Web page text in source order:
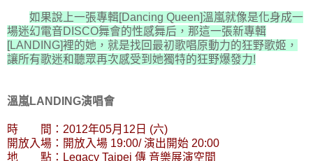
如果說上一張專輯[Dancing Queen]溫嵐就像是化身成一
場迷幻電音DISCO舞會的性感舞后，那這一張新專輯
[LANDING]裡的她，就是找回最初歌唱原動力的狂野歌姬，
讓所有歌迷和聽眾再次感受到她獨特的狂野爆發力!
溫嵐LANDING演唱會
時 間：2012年05月12日 (六)
開放入場：開放入場 19:00/ 演出開始 20:00
地 點：Legacy Taipei 傳 音樂展演空間